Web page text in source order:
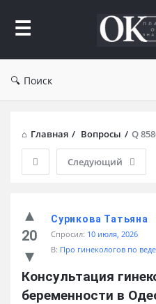
Поиск
Главная / Вопросы / Q
Следующий
20
Сурикова Татьяна
Спросил: 10 июля, 2026
В: Про гинекологов по
Консультация
беременности в